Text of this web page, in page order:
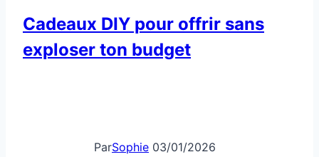
Cadeaux DIY pour offrir sans
exploser ton budget
ParSophie 03/01/2026